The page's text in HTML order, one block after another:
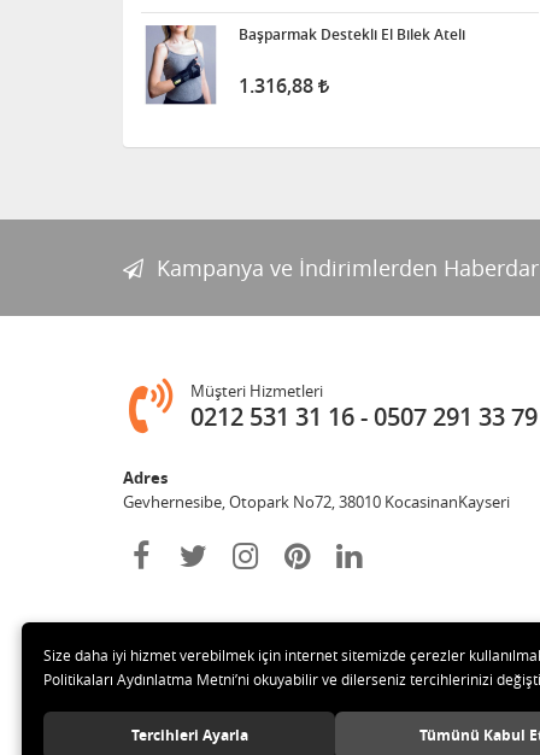
Başparmak Destekli El Bilek Ateli
1.316,88
Kampanya ve İndirimlerden
Müşteri Hizmetleri
0212 531 31 16 0507 291 33 79
Adres
Gevhernesibe, Otopark No72, 38010 KocasinanKayseri
© 2020 Çağrı Medikal Tekerlekli Sandalye Mağazası Tüm
Size daha iyi hizmet verebilmek için internet sitemizde çerezler
Politikaları Aydınlatma Metni’ni okuyabilir ve dilerseniz tercihlerinizi
Tercihleri Ayarla Tümünü Kabul